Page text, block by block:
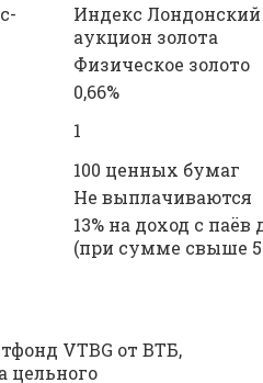
Индекс
аукцион золота
Физическое золото
0,66%
1
100 ценных бумаг
Не выплачиваются
13% на доход с
(при сумме свыше 5
VTBG от ВТБ,
цельного